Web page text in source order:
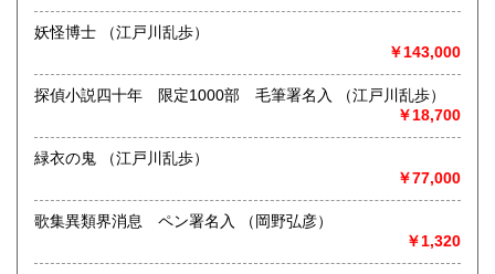
600円
書籍の買取について
-
国語国文、近代文献、趣味、古書一般（その他）
妖怪博士 （江戸川乱歩）
￥143,000
探偵小説四十年 限定1000部 毛筆署名入 （江戸川乱歩）
￥18,700
緑衣の鬼 （江戸川乱歩）
￥77,000
歌集異類界消息 ペン署名入 （岡野弘彦）
￥1,320